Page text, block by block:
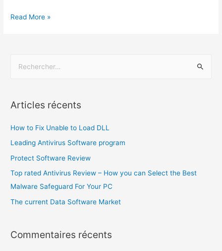
Read More »
Articles récents
How to Fix Unable to Load DLL
Leading Antivirus Software program
Protect Software Review
Top rated Antivirus Review – How you can Select the Best
Malware Safeguard For Your PC
The current Data Software Market
Commentaires récents